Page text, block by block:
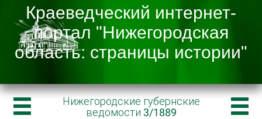
Нижегородские губернские
ведомости 3/1889